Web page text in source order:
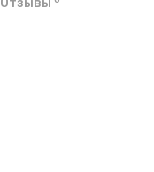
Отзывы